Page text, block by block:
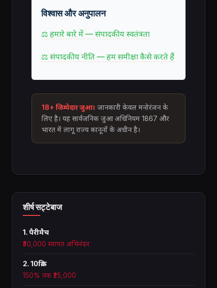
विश्वास और अनुपालन
⚖ हमारे बारे में — संपादकीय स्वतंत्रता
⚖ संपादकीय नीति — हम समीक्षा कैसे करते हैं
18+ जिम्मेदार जुआ। जानकारी केवल मनोरंजन के
लिए है। यह सार्वजनिक जुआ अधिनियम 1867 और
भारत में लागू राज्य कानूनों के अधीन है।
शीर्ष सट्टेबाज
1. पैरीमैच
₹30,000 स्वागत अभिनंदन
2. 10क्रिक
150% तक ₹25,000